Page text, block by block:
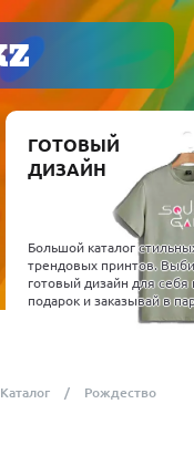
ГОТОВЫЙ
ДИЗАЙН
Большой каталог
трендовых принтов.
готовый дизайн для себя
подарок и заказывай в
Каталог Рождество